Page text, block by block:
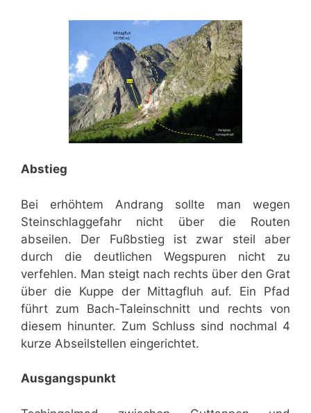
Abstieg
Bei erhöhtem Andrang sollte man wegen
Steinschlaggefahr nicht über die Routen
abseilen. Der Fußbstieg ist zwar steil aber
durch die deutlichen Wegspuren nicht zu
verfehlen. Man steigt nach rechts über den Grat
über die Kuppe der Mittagfluh auf. Ein Pfad
führt zum Bach-Taleinschnitt und rechts von
diesem hinunter. Zum Schluss sind nochmal 4
kurze Abseilstellen eingerichtet.
Ausgangspunkt